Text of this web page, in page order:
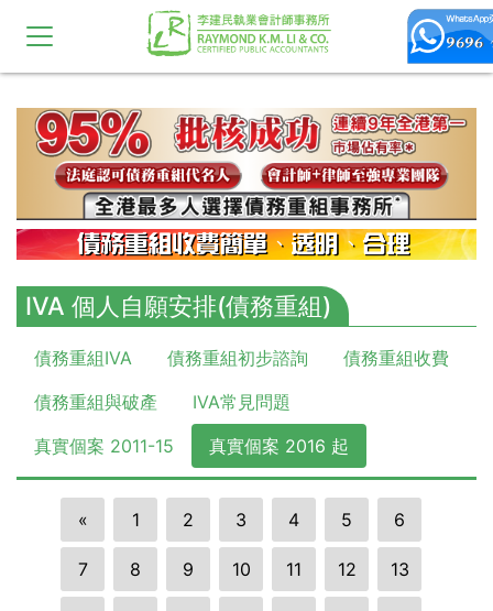
10,11,12,13,14,15,16,17,18,19,20
IVA 個人自願安排(債務重組)
債務重組IVA 債務重組初步諮詢
債務重組收費
債務重組與破產
IVA常見問題
真實個案 2011-15
真實個案 2016 起
« 1 2 3 4 5 6
7 8 9 10 11 12 13